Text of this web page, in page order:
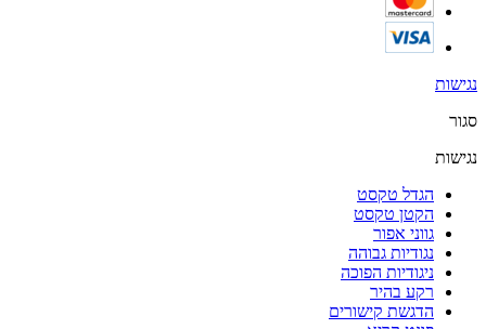
נגישות
סגור
נגישות
הגדל טקסט
הקטן טקסט
גווני אפור
נגודיות גבוהה
ניגודיות הפוכה
רקע בהיר
הדגשת קישורים